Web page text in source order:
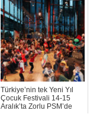
Türkiye’nin tek Yeni Yıl
Çocuk Festivali 14-15
Aralık’ta Zorlu PSM’de